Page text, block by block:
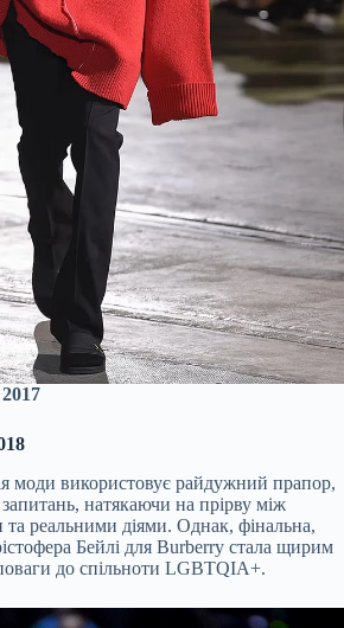
моди використовує райдужний прапор,
натякаючи на прірву між
реальними діями. Однак, фінальна,
Бейлі для Burberry стала щирим
до спільноти LGBTQIA+.